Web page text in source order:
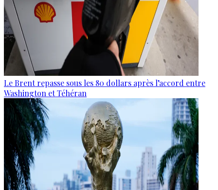
Le Brent repasse sous les 80 dollars après l’accord entre
Washington et Téhéran